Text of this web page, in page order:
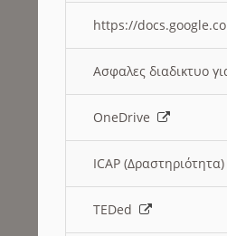
https://
Ασφαλες διαδικτυο
OneDrive
ICAP
TEDed